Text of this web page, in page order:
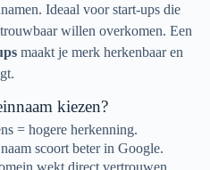
Ideaal voor start-ups die
willen overkomen. Een
maakt je merk herkenbaar en
kiezen?
= hogere herkenning.
scoort beter in Google.
wekt direct vertrouwen.